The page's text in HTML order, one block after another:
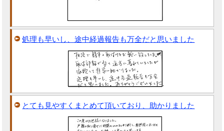
処理も早いし、途中経過報告も万全だと思いました
とても見やすくまとめて頂いており、助かりました